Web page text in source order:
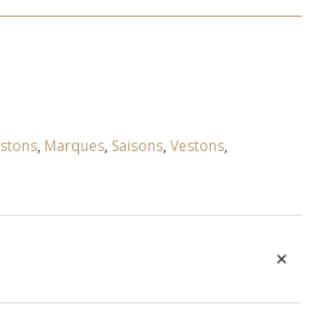
, Marques, Saisons, Vestons,
+